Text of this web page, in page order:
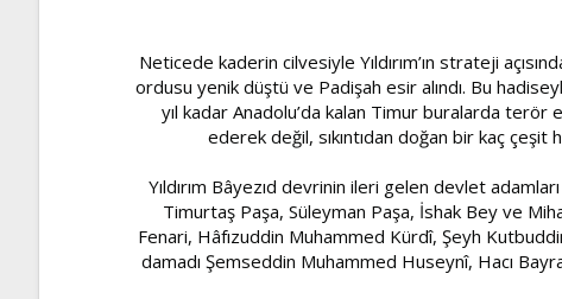
Neticede kaderin cilvesiyle Yıldırım’ın strateji
ordusu yenik düştü ve Padişah esir alındı. Bu
yıl kadar Anadolu’da kalan Timur buralarda
ederek değil, sıkıntıdan doğan bir kaç
Yıldırım Bâyezıd devrinin ileri gelen devlet
Timurtaş Paşa, Süleyman Paşa, İshak Bey ve
Fenari, Hâfızuddin Muhammed Kürdî, Şeyh
damadı Şemseddin Muhammed Huseynî, Hacı